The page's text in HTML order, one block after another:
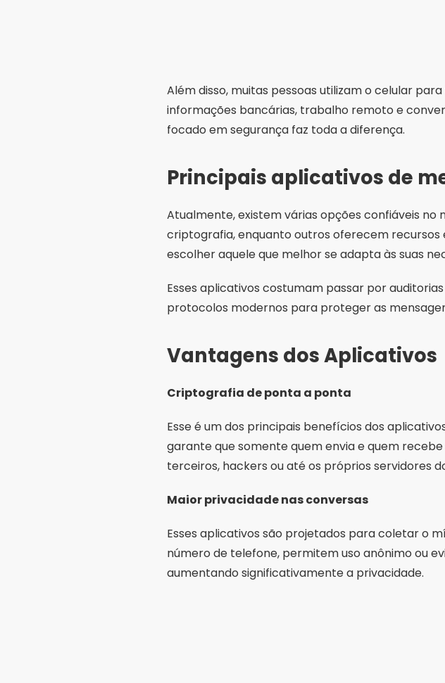
Além disso, muitas pessoas utilizam o celular
informações bancárias, trabalho remoto e
focado em segurança faz toda a diferença.
Principais aplicativos de
Atualmente, existem várias opções confiáveis
criptografia, enquanto outros oferecem recursos
escolher aquele que melhor se adapta às suas
Esses aplicativos costumam passar por
protocolos modernos para proteger as
Vantagens dos Aplicativos
Criptografia de ponta a ponta
Esse é um dos principais benefícios dos
garante que somente quem envia e quem
terceiros, hackers ou até os próprios servidores
Maior privacidade nas conversas
Esses aplicativos são projetados para coletar o
número de telefone, permitem uso anônimo ou
aumentando significativamente a privacidade.